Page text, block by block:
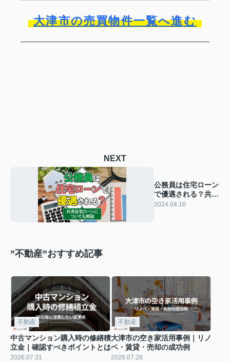
大津市の売買物件一覧へ進む
NEXT
公務員は住宅ローン
で優遇される？共済
住宅ローンについて
2024.04.16
”不動産”おすすめ記事
不動産
中古マンション購入時の修繕積
立金｜確認すべきポイントとは
2026.07.31
不動産
大津市の空き家活用事例｜リノ
ベ・賃貸・売却の成功例
2026.07.28